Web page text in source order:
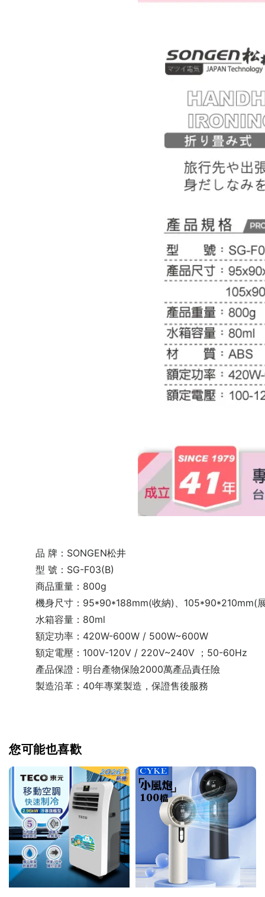
品 牌：SONGEN松井
型 號：SG-F03(B)
商品重量：800g
機身尺寸：95*90*188mm(收納)、105*90*210mm(
水箱容量：80ml
額定功率：420W-600W / 500W~600W
額定電壓：100V-120V / 220V~240V ；50-60Hz
產品保證：明台產物保險2000萬產品責任險
製造沿革：40年專業製造，保證售後服務
您可能也喜歡